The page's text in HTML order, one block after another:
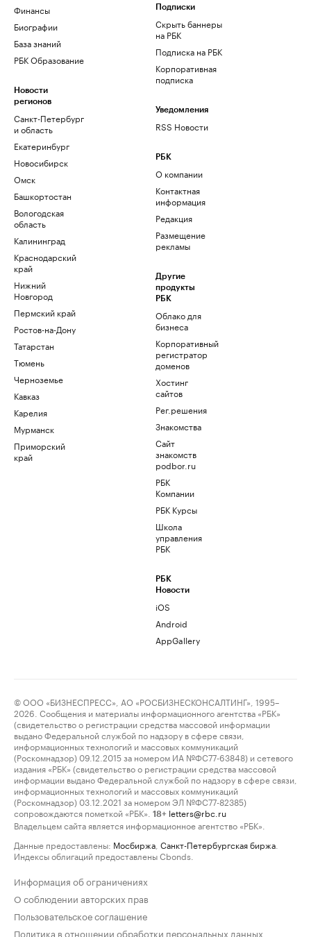
Финансы
Биографии
База знаний
РБК Образование
Новости
регионов
Санкт-Петербург
и область
Екатеринбург
Новосибирск
Омск
Башкортостан
Вологодская
область
Калининград
Краснодарский
край
Нижний
Новгород
Пермский край
Ростов-на-Дону
Татарстан
Тюмень
Черноземье
Кавказ
Карелия
Мурманск
Приморский
край
Подписки
Скрыть баннеры
на РБК
Подписка на РБК
Корпоративная
подписка
Уведомления
RSS Новости
РБК
О компании
Контактная
информация
Редакция
Размещение
рекламы
Другие
продукты
РБК
Облако для
бизнеса
Корпоративный
регистратор
доменов
Хостинг
сайтов
Рег.решения
Знакомства
Сайт
знакомств
podbor.ru
РБК
Компании
РБК Курсы
Школа
управления
РБК
РБК
Новости
iOS
Android
AppGallery
© ООО «БИЗНЕСПРЕСС», АО «РОСБИЗНЕСКОНСАЛТИНГ», 1995–
2026. Сообщения и материалы информационного агентства «РБК»
(свидетельство о регистрации средства массовой информации
выдано Федеральной службой по надзору в сфере связи,
информационных технологий и массовых коммуникаций
(Роскомнадзор) 09.12.2015 за номером ИА №ФС77-63848) и сетевого
издания «РБК» (свидетельство о регистрации средства массовой
информации выдано Федеральной службой по надзору в сфере связи,
информационных технологий и массовых коммуникаций
(Роскомнадзор) 03.12.2021 за номером ЭЛ №ФС77-82385)
сопровождаются пометкой «РБК».
18+ letters@rbc.ru
Владельцем сайта является информационное агентство «РБК».
Данные предоставлены: Мосбиржа Санкт-Петербургская биржа
Индексы облигаций предоставлены Cbonds.
Информация об ограничениях
О соблюдении авторских прав
Пользовательское соглашение
Политика в отношении обработки персональных данных